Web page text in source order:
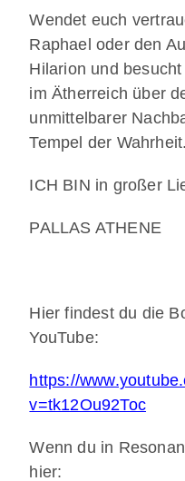
Wendet euch
Raphael oder den
Hilarion und
im Ätherreich über
unmittelbarer
Tempel der Wahrheit.
ICH BIN in großer
PALLAS ATHENE
Hier findest du die
YouTube:
https://
v=tk12Ou92Toc
Wenn du in
hier: